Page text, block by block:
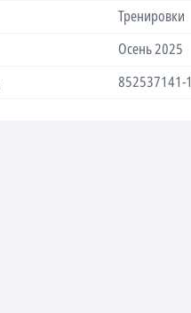
Тренировки
Осень 2025
852537141-1